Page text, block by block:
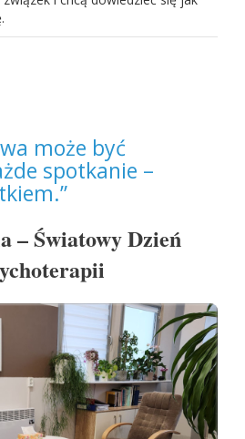
może być
spotkanie –
– Światowy Dzień